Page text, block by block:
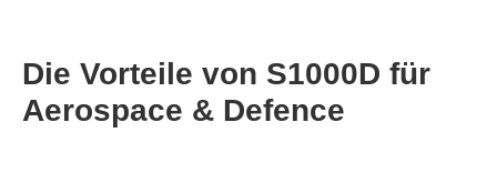
Die Vorteile von S1000D für
Aerospace & Defence